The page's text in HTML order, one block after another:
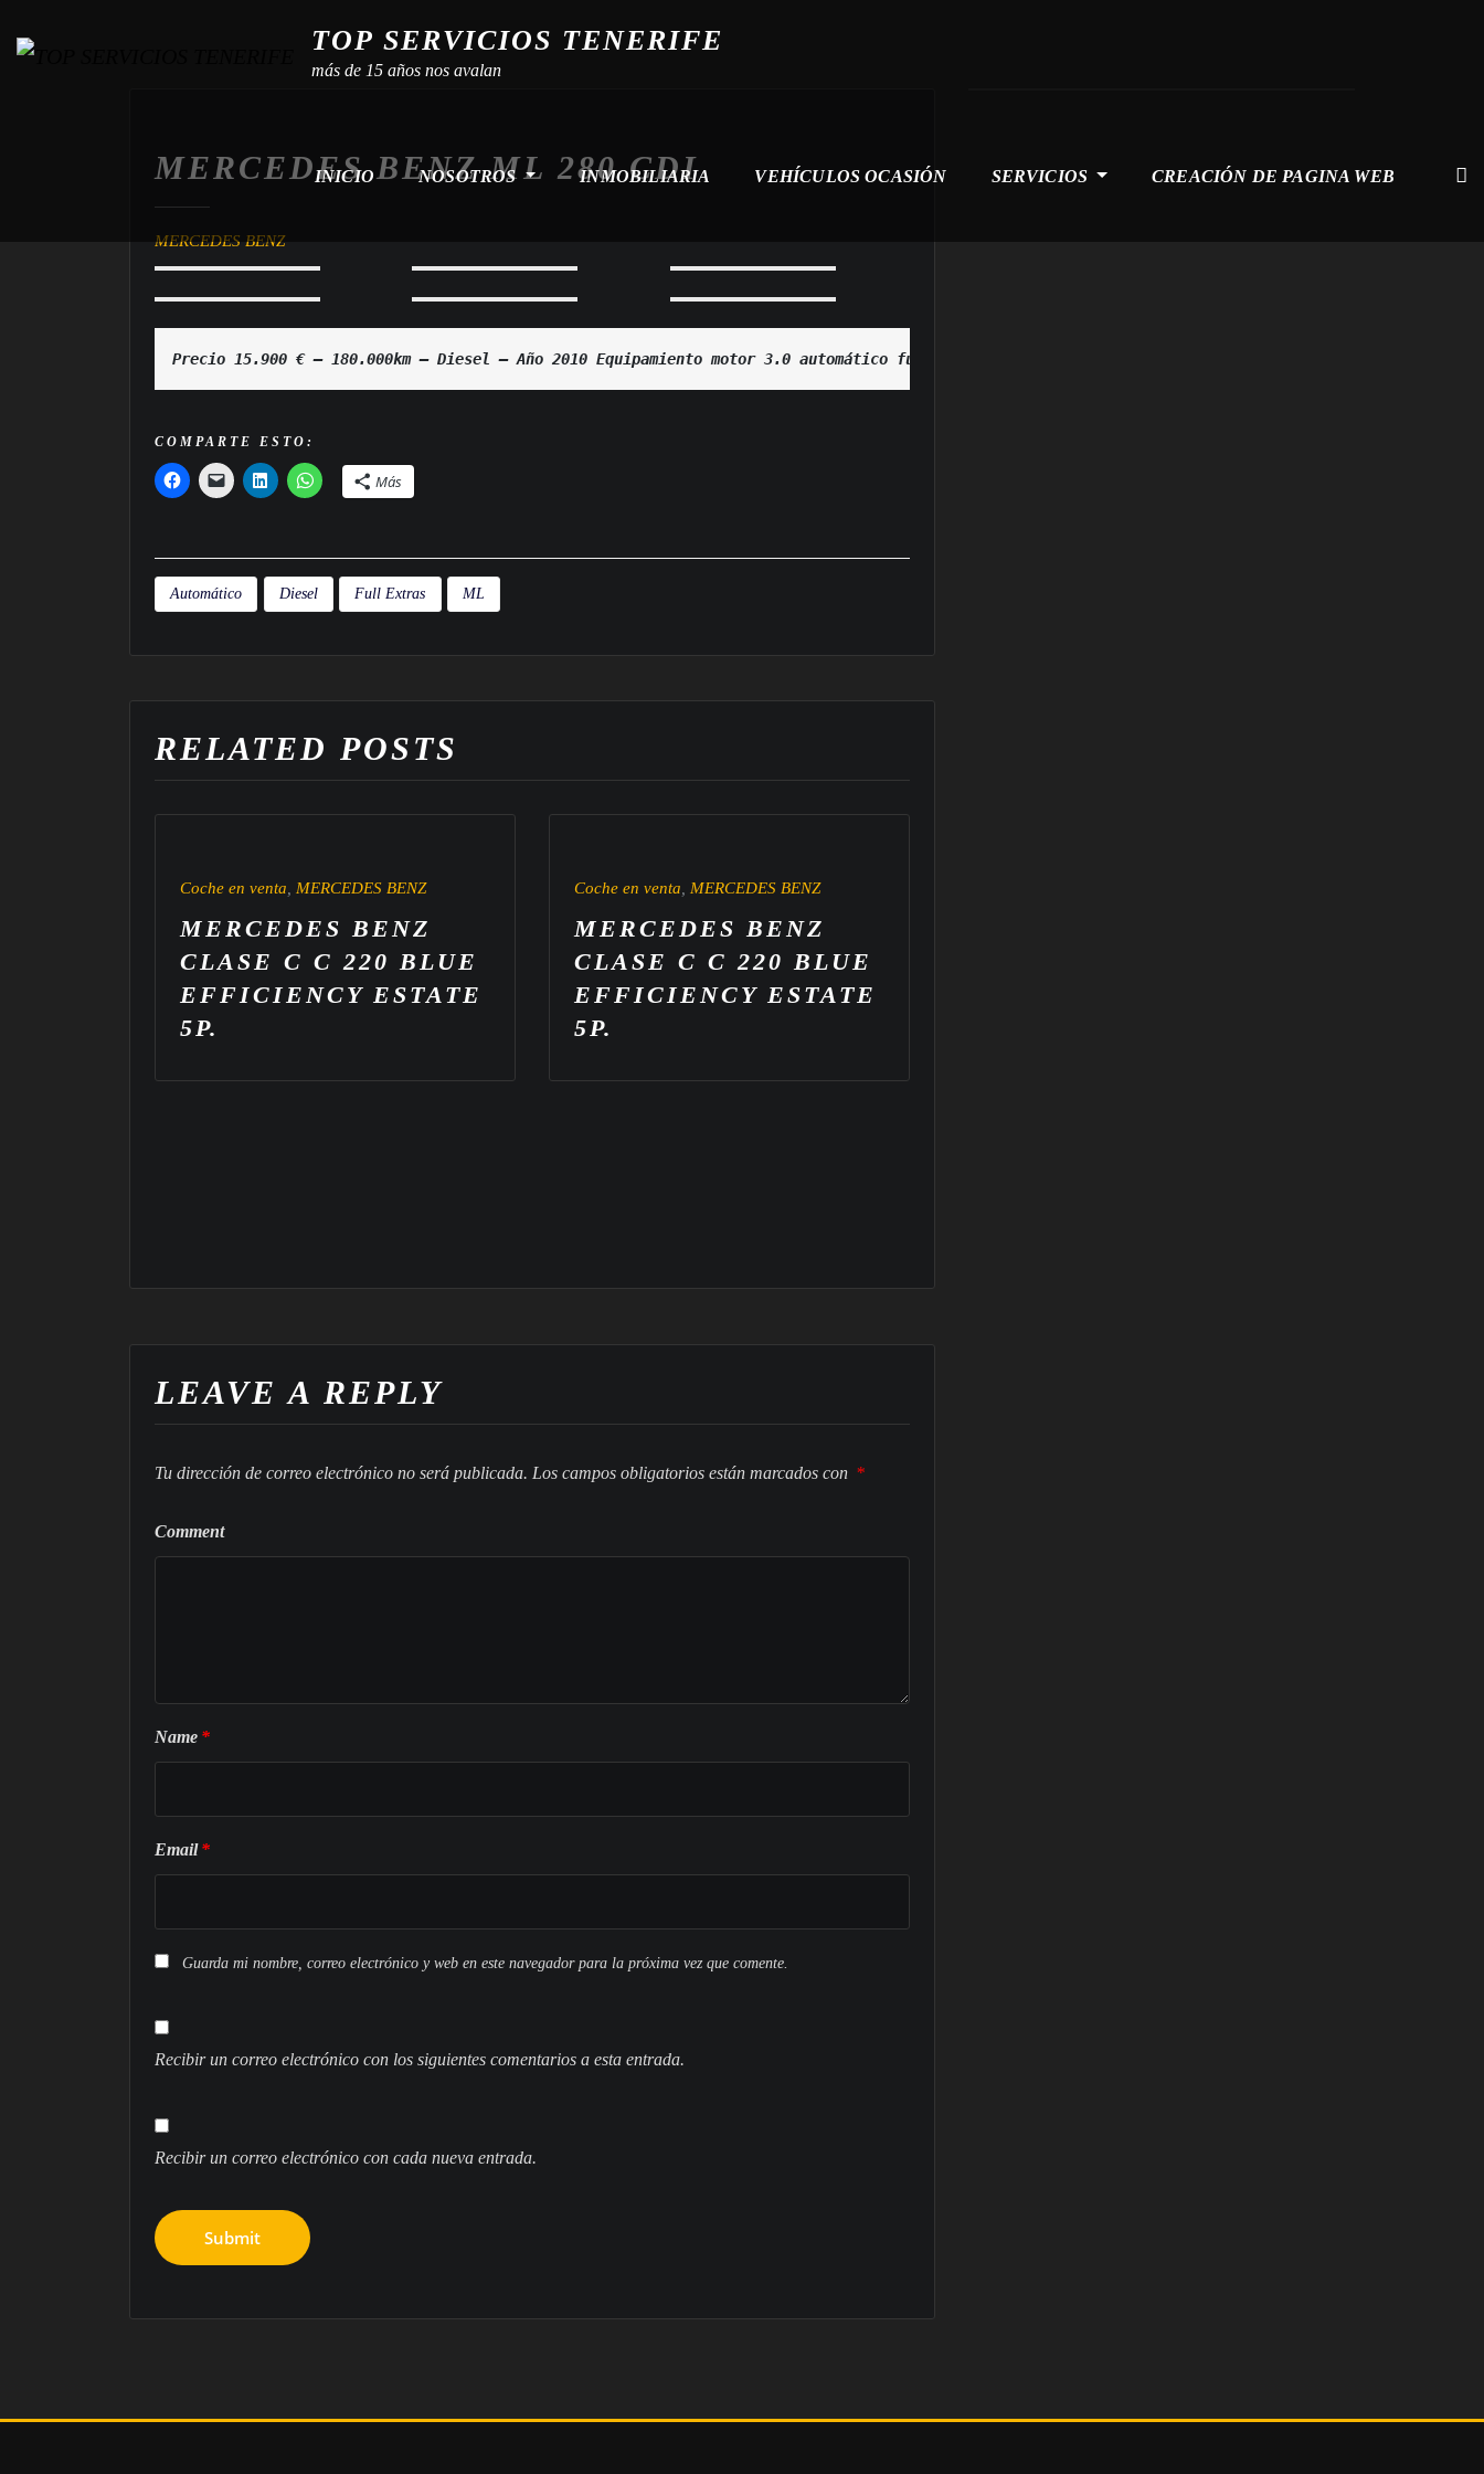
TOP SERVICIOS TENERIFE
más de 15 años nos avalan
INICIO NOSOTROS INMOBILIARIA VEHÍCULOS OCASIÓN SERVICIOS CREACIÓN DE PAGINA WEB
MERCEDES BENZ ML 280 CDI
MERCEDES BENZ
Precio 15.900 € — 180.000km — Diesel — Año 2010 Equipamiento motor 3.0 automático full extras
COMPARTE ESTO:
Más
Automático Diesel Full Extras ML
RELATED POSTS
Coche en venta MERCEDES BENZ
MERCEDES BENZ
CLASE C C 220 BLUE
EFFICIENCY ESTATE
5P.
Coche en venta MERCEDES BENZ
MERCEDES BENZ
CLASE C C 220 BLUE
EFFICIENCY ESTATE
5P.
LEAVE A REPLY
Tu dirección de correo electrónico no será publicada. Los campos obligatorios están marcados con *
Comment
Name *
Email *
Guarda mi nombre, correo electrónico y web en este navegador para la próxima vez que comente.
Recibir un correo electrónico con los siguientes comentarios a esta entrada.
Recibir un correo electrónico con cada nueva entrada.